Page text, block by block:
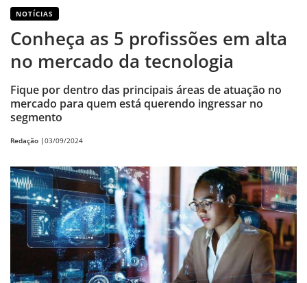
NOTÍCIAS
Conheça as 5 profissões em alta
no mercado da tecnologia
Fique por dentro das principais áreas de atuação no
mercado para quem está querendo ingressar no
segmento
Redação |03/09/2024